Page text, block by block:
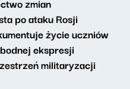
zmian
po ataku Rosji
życie uczniów
ekspresji
militaryzacji